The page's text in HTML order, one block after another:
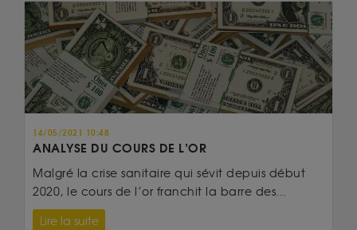
14/05/2021 10:48
ANALYSE DU COURS DE L’OR
Malgré la crise sanitaire qui sévit depuis début
2020, le cours de l’or franchit la barre des...
Lire la suite